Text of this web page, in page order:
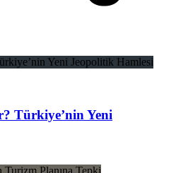
Türkiye’nin Yeni